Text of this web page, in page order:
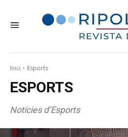
Inici Esports
ESPORTS
Notícies d’Esports